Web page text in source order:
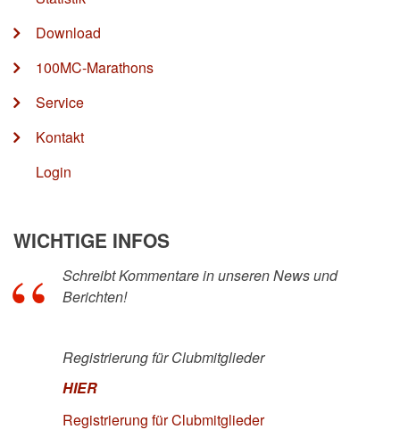
Download
100MC-Marathons
Service
Kontakt
Login
WICHTIGE INFOS
Schreibt Kommentare in unseren News und
Berichten!
Registrierung für Clubmitglieder
HIER
Registrierung für Clubmitglieder